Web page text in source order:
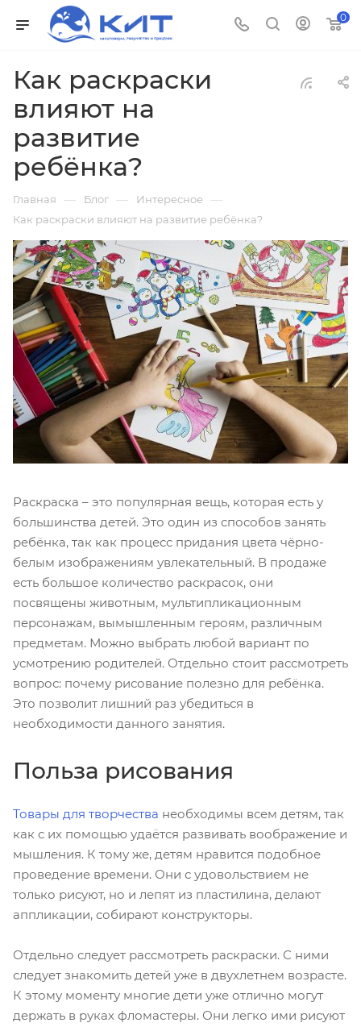
0
Как раскраски
влияют на
развитие
ребёнка?
Главная — Блог — Интересное —
Как раскраски влияют на развитие ребёнка?
Раскраска – это популярная вещь, которая есть у
большинства детей. Это один из способов занять
ребёнка, так как процесс придания цвета чёрно-
белым изображениям увлекательный. В продаже
есть большое количество раскрасок, они
посвящены животным, мультипликационным
персонажам, вымышленным героям, различным
предметам. Можно выбрать любой вариант по
усмотрению родителей. Отдельно стоит рассмотреть
вопрос: почему рисование полезно для ребёнка.
Это позволит лишний раз убедиться в
необходимости данного занятия.
Польза рисования
Товары для творчества необходимы всем детям, так
как с их помощью удаётся развивать воображение и
мышления. К тому же, детям нравится подобное
проведение времени. Они с удовольствием не
только рисуют, но и лепят из пластилина, делают
аппликации, собирают конструкторы.
Отдельно следует рассмотреть раскраски. С ними
следует знакомить детей уже в двухлетнем возрасте.
К этому моменту многие дети уже отлично могут
держать в руках фломастеры. Они легко ими рисуют